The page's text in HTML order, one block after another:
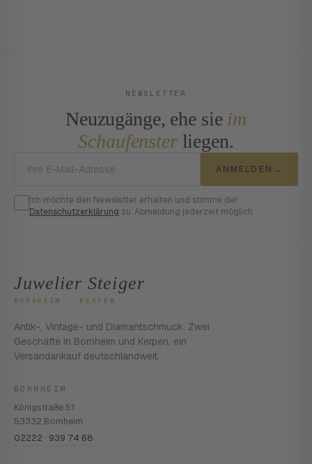
NEWSLETTER
Neuzugänge, ehe sie im
Schaufensterliegen.
ANMELDEN →
Ich möchte den Newsletter erhalten und stimme der
Datenschutzerklärung zu. Abmeldung jederzeit möglich.
Juwelier Steiger
BORNHEIM · KERPEN
Antik-, Vintage- und Diamantschmuck. Zwei
Geschäfte in Bornheim und Kerpen, ein
Versandankauf deutschlandweit.
BORNHEIM
Königstraße 51
53332 Bornheim
02222 · 939 74 68